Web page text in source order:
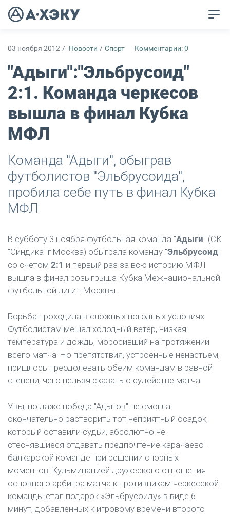
03 ноября 2012 / Новости / Спорт Комментарии: 0
"Адыги":"Эльбрусоид"
2:1. Команда черкесов
вышла в финал Кубка
МФЛ
Команда "Адыги", обыграв
футболистов "Эльбрусоида",
пробила себе путь в финал Кубка
МФЛ
В субботу 3 ноября футбольная команда "Адыги" (СК
"Синдика" г.Москва) обыграла команду "Эльбрусоид"
со счетом 2:1 и первый раз за всю историю МФЛ
вышла в финал розыгрыша Кубка Межнациональной
футбольной лиги г.Москвы.
Борьба проходила в сложных погодных условиях.
Футболистам мешал холодный ветер, низкая
температура и дождь, моросивший на протяжении
всего матча. Но препятствия, устроенные ненастьем,
пришлось преодолевать обеим командам в равной
степени, чего нельзя сказать о судействе матча.
Увы, но даже победа "Адыгов" не смогла
окончательно растворить тот неприятный осадок,
который оставили судьи, абсолютно не
стеснявшиеся отдавать предпочтение карачаево-
балкарской команде при решении спорных
моментов. Кульминацией дружеского отношения
основного арбитра матча к противникам черкесской
команды стал подарок «Эльбрусоиду» в виде 6
минут, добавленных к игровому времени второго